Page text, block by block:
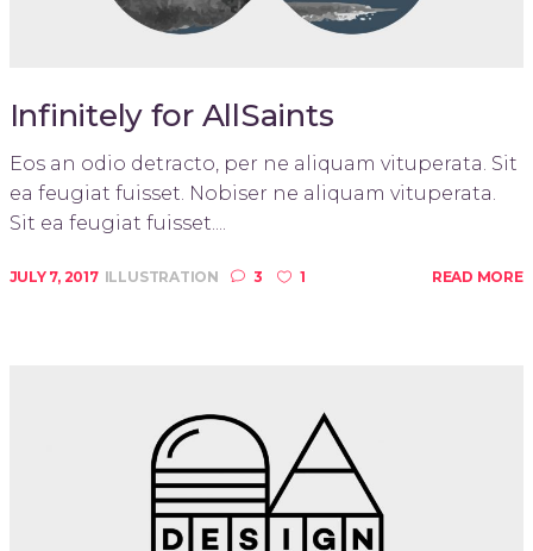
Infinitely for AllSaints
Eos an odio detracto, per ne aliquam vituperata. Sit
ea feugiat fuisset. Nobiser ne aliquam vituperata.
Sit ea feugiat fuisset....
JULY 7, 2017 ILLUSTRATION 3 1 READ MORE